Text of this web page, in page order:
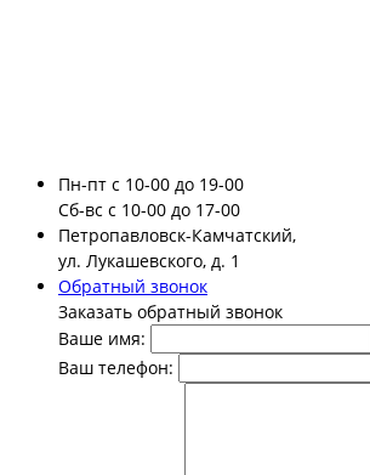
Пн-пт с 10-00 до 19-00
Сб-вс с 10-00 до 17-00
Петропавловск-Камчатский,
ул. Лукашевского, д. 1
Обратный звонок
Заказать обратный звонок
Ваше имя:
Ваш телефон: